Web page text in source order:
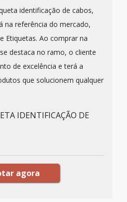
identificação de cabos,
na referência do mercado,
Etiquetas. Ao comprar na
destaca no ramo, o cliente
de excelência e terá a
que solucionem qualquer
IDENTIFICAÇÃO DE
agora